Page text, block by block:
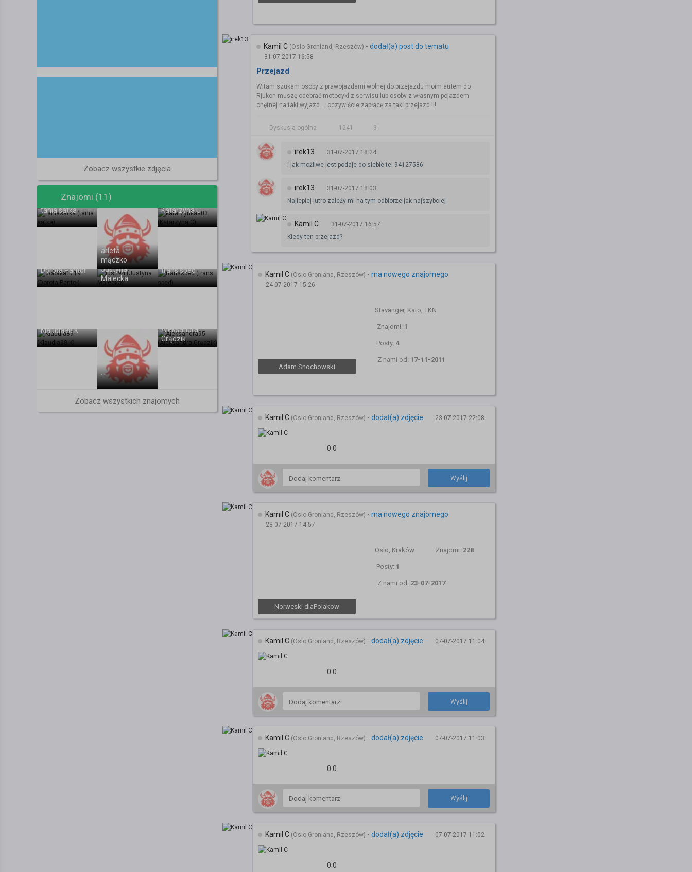
Zobacz wszystkie zdjęcia
Znajomi (11)
tania satka
arleta
mączko
Katarzyna C
Dorota Pantoł
Justyna
Malecka
trans sped
Klaudia98 K
. .
Aleksandra
Grądzik
Zobacz wszystkich znajomych
Kamil C (Oslo Gronland, Rzeszów) - dodał(a) post do tematu
31-07-2017 16:58
Przejazd
Witam szukam osoby z prawojazdami wolnej do przejazdu moim autem do
Rjukon muszę odebrać motocykl z serwisu lub osoby z własnym pojazdem
chętnej na taki wyjazd ... oczywiście zapłacę za taki przejazd !!!
Dyskusja ogólna 1241 3
irek13
31-07-2017 18:24
I jak możliwe jest podaje do siebie tel 94127586
irek13
31-07-2017 18:03
Najlepiej jutro zależy mi na tym odbiorze jak najszybciej
Kamil C
31-07-2017 16:57
Kiedy ten przejazd?
Kamil C (Oslo Gronland, Rzeszów) - ma nowego znajomego
24-07-2017 15:26
Adam Snochowski
Stavanger, Kato, TKN
Znajomi: 1
Posty: 4
Z nami od: 17-11-2011
Kamil C (Oslo Gronland, Rzeszów) - dodał(a) zdjęcie 23-07-2017 22:08
0.0
Wyślij
Kamil C (Oslo Gronland, Rzeszów) - ma nowego znajomego
23-07-2017 14:57
Norweski dlaPolakow
Oslo, Kraków Znajomi: 228
Posty: 1
Z nami od: 23-07-2017
Kamil C (Oslo Gronland, Rzeszów) - dodał(a) zdjęcie 07-07-2017 11:04
0.0
Wyślij
Kamil C (Oslo Gronland, Rzeszów) - dodał(a) zdjęcie 07-07-2017 11:03
0.0
Wyślij
Kamil C (Oslo Gronland, Rzeszów) - dodał(a) zdjęcie 07-07-2017 11:02
0.0